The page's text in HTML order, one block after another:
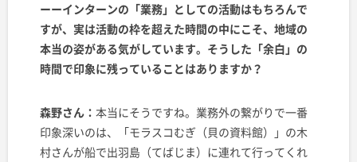
ーーインターンの「業務」としての活動はもちろんで
すが、実は活動の枠を超えた時間の中にこそ、地域の
本当の姿がある気がしています。そうした「余白」の
時間で印象に残っていることはありますか？
森野さん： 本当にそうですね。業務外の繋がりで一番
印象深いのは、「モラスコむぎ（貝の資料館）」の木
村さんが船で出羽島（てばじま）に連れて行ってくれ